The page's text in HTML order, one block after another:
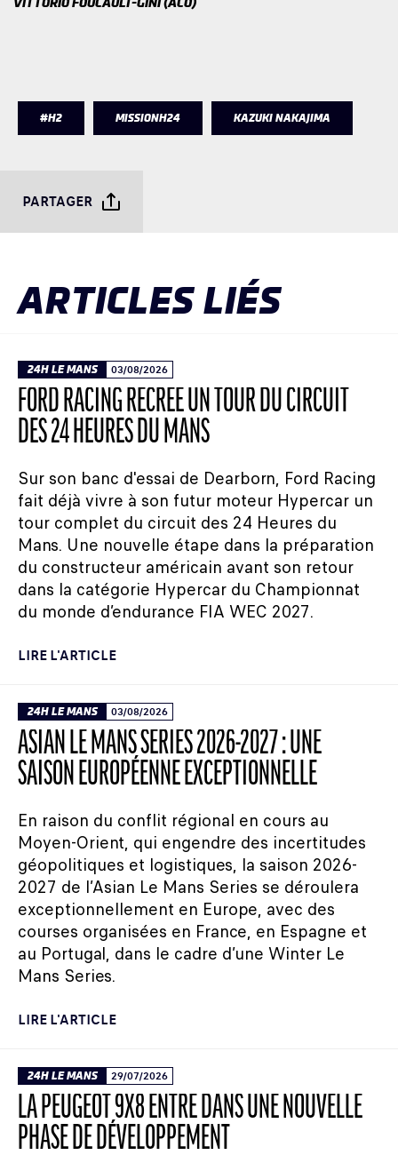
#H2 MISSIONH24 KAZUKI NAKAJIMA
PARTAGER
ARTICLES LIÉS
24H LE MANS 03/08/2026
FORD RACING RECRÉE UN TOUR DU CIRCUIT
DES 24 HEURES DU MANS
Sur son banc d'essai de Dearborn, Ford Racing
fait déjà vivre à son futur moteur Hypercar un
tour complet du circuit des 24 Heures du
Mans. Une nouvelle étape dans la préparation
du constructeur américain avant son retour
dans la catégorie Hypercar du Championnat
du monde d’endurance FIA WEC 2027.
LIRE L'ARTICLE
24H LE MANS 03/08/2026
ASIAN LE MANS SERIES 2026-2027 : UNE
SAISON EUROPÉENNE EXCEPTIONNELLE
En raison du conflit régional en cours au
Moyen-Orient, qui engendre des incertitudes
géopolitiques et logistiques, la saison 2026-
2027 de l’Asian Le Mans Series se déroulera
exceptionnellement en Europe, avec des
courses organisées en France, en Espagne et
au Portugal, dans le cadre d’une Winter Le
Mans Series.
LIRE L'ARTICLE
24H LE MANS 29/07/2026
LA PEUGEOT 9X8 ENTRE DANS UNE NOUVELLE
PHASE DE DÉVELOPPEMENT